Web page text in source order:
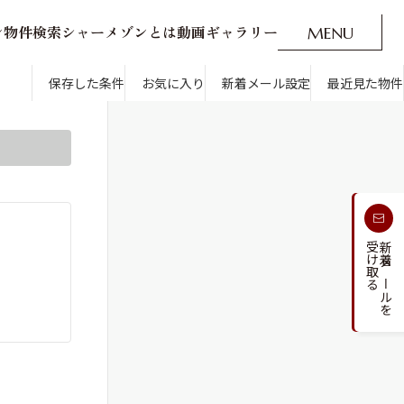
物件検索シ ャーメ ゾン とは動画ギャ ラ リ ー MENU
O
新着メール設定 最近見た物件 CLOSE
新着メールを
受け取る
保存した条件 お気に入り 新着メール設定 最近見た物件
。